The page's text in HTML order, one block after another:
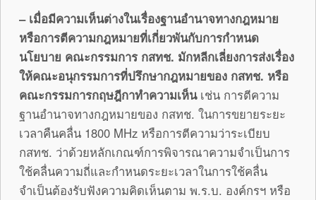
– เมื่อมีความเห็นต่างในเรื่องฐานอำนาจทางกฎหมาย
หรือการตีความกฎหมายที่เกี่ยวพันกับการกำหนด
นโยบาย คณะกรรมการ กสทช. มักหลีกเลี่ยงการส่งเรื่อง
ให้คณะอนุกรรมการที่ปรึกษากฎหมายของ กสทช. หรือ
คณะกรรมการกฤษฎีกาทำความเห็นเช่น การตีความ
ฐานอำนาจทางกฎหมายของ กสทช. ในการขยายระยะ
เวลาคืนคลื่น 1800 MHz หรือการตีความว่าระเบียบ
กสทช. ว่าด้วยหลักเกณฑ์การพิจารณาความจำเป็นการ
ใช้คลื่นความถี่และกำหนดระยะเวลาในการใช้คลื่น
จำเป็นต้องรับฟังความคิดเห็นตาม พ.ร.บ. องค์กรฯ หรือ